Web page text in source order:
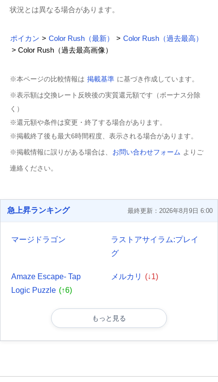
状況とは異なる場合があります。
ポイカン > Color Rush（最新） > Color Rush（過去最高）
> Color Rush（過去最高画像）
※本ページの比較情報は 掲載基準 に基づき作成しています。
※表示額は交換レート反映後の実質還元額です（ボーナス分除
く）
※還元額や条件は変更・終了する場合があります。
※掲載終了後も最大6時間程度、表示される場合があります。
※掲載情報に誤りがある場合は、 お問い合わせフォーム よりご
連絡ください。
急上昇ランキング 最終更新：2026年8月9日 6:00
マージドラゴン
ラストアサイラム:プレイ
グ
Amaze Escape- Tap
Logic Puzzle (↑6)
メルカリ (↓1)
もっと見る